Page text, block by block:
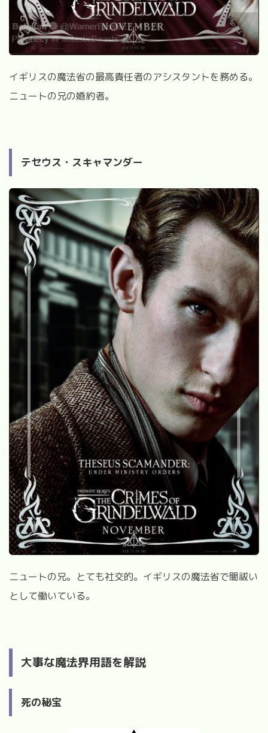
イギリスの魔法省の最高責任者のアシスタントを務める。
ニュートの兄の婚約者。
テセウス・スキャマンダー
ニュートの兄。とても社交的。イギリスの魔法省で闇祓い
として働いている。
大事な魔法界用語を解説
死の秘宝